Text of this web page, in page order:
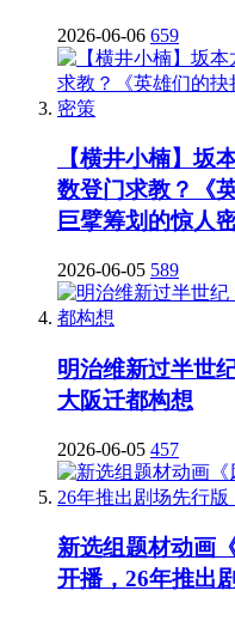
2026-06-06 659
【横井小楠】坂
数登门求教？《
巨擘筹划的惊人
2026-06-05 589
明治维新过半世
大阪迁都构想
2026-06-05 457
新选组题材动画
开播，26年推出